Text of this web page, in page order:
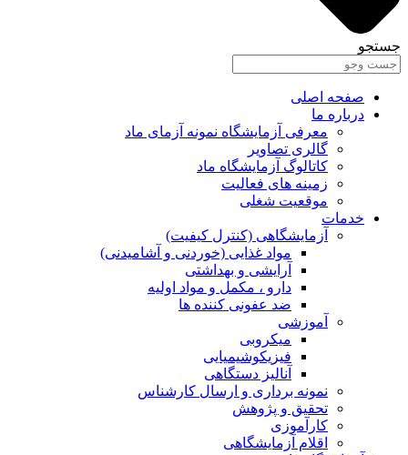
جستجو
صفحه اصلی
درباره ما
معرفی آزمایشگاه نمونه آزمای ماد
گالری تصاویر
کاتالوگ آزمایشگاه ماد
زمینه های فعالیت
موقعیت شغلی
خدمات
آزمایشگاهی (کنترل کیفیت)
مواد غذایی (خوردنی و آشامیدنی)
آرایشی و بهداشتی
دارو ، مکمل و مواد اولیه
ضد عفونی کننده ها
آموزشی
میکروبی
فیزیکوشیمیایی
آنالیز دستگاهی
نمونه برداری و ارسال کارشناس
تحقیق و پژوهش
کارآموزی
اقلام آزمایشگاهی